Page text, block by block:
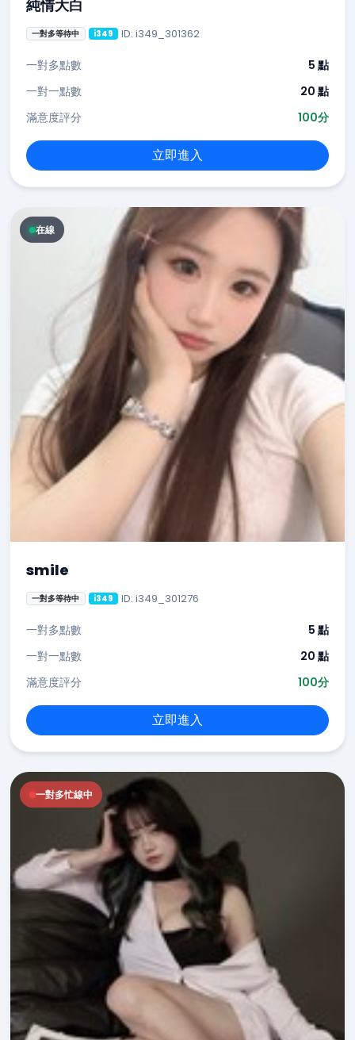
純情大白
一對多等待中 i349 ID: i349_301362
一對多點數
5 點
一對一點數
20 點
滿意度評分
100分
立即進入
在線
smile
一對多等待中 i349 ID: i349_301276
一對多點數
5 點
一對一點數
20 點
滿意度評分
100分
立即進入
一對多忙線中